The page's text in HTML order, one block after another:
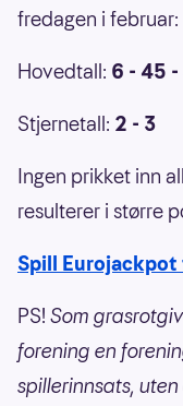
fredagen i februar:
Hovedtall: 6 - 45
Stjernetall: 2 - 3
Ingen prikket inn
resulterer i større
Spill
PS! Som
forening en
spillerinnsats,